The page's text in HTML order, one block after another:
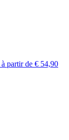
à partir de € 54,90